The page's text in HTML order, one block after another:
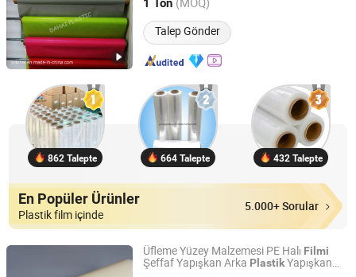
1 Ton
Talep Gönder
862 Talepte 664 Talepte 432 Talepte
En Popüler Ürünler
Plastik film içinde
5.000+ Sorular
Üfleme Yüzey Malzemesi PE Halı Filmi
Şeffaf Yapışkan Arka PlastikYapışkan
Wuxi Wanfeng Protection Film Co., Ltd.